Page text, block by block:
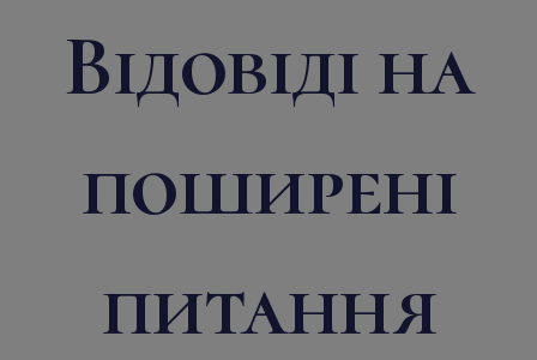
Відовіді на
поширені
питання